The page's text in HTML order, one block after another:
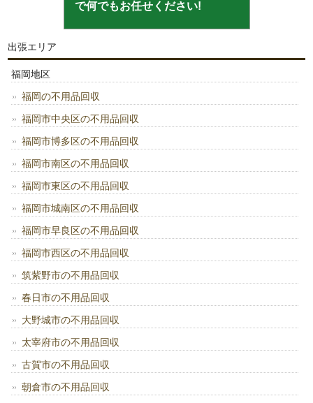
で何でもお任せください!
出張エリア
福岡地区
福岡の不用品回収
福岡市中央区の不用品回収
福岡市博多区の不用品回収
福岡市南区の不用品回収
福岡市東区の不用品回収
福岡市城南区の不用品回収
福岡市早良区の不用品回収
福岡市西区の不用品回収
筑紫野市の不用品回収
春日市の不用品回収
大野城市の不用品回収
太宰府市の不用品回収
古賀市の不用品回収
朝倉市の不用品回収